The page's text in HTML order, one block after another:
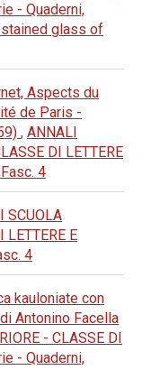
- Quaderni,
stained glass of
Aspects du
de Paris -
, ANNALI
DI LETTERE
4
SCUOLA
LETTERE E
4
kauloniate con
Antonino Facella
- CLASSE DI
- Quaderni,